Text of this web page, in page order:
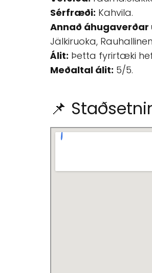
Sérfræði: Kahvila.
Annað
Jälkiruoka,
Álit: Þetta fyrirtæki
Meðaltal álit: 5/5.
📌